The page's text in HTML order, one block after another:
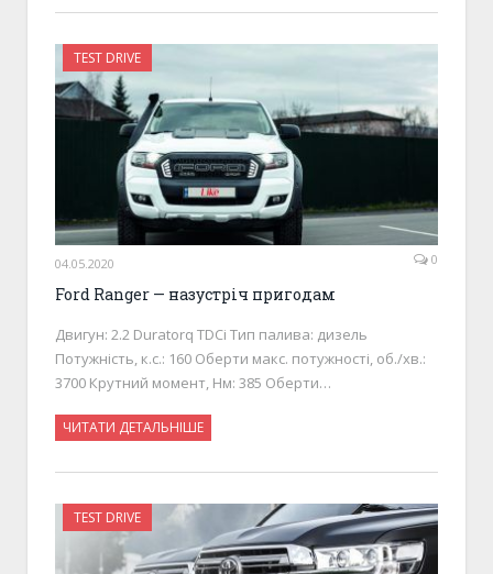
TEST DRIVE
04.05.2020 0
Ford Ranger — назустріч пригодам
Двигун: 2.2 Duratorq TDCi Тип палива: дизель
Потужність, к.с.: 160 Оберти макс. потужності, об./хв.:
3700 Крутний момент, Нм: 385 Оберти…
ЧИТАТИ ДЕТАЛЬНІШЕ
TEST DRIVE